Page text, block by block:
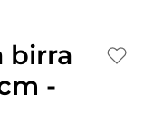
birra
-